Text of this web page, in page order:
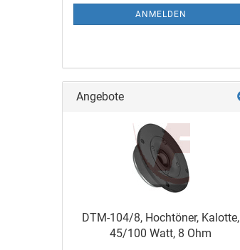
ANMELDEN
Angebote
DTM-104/8, Hochtöner, Kalotte,
45/100 Watt, 8 Ohm